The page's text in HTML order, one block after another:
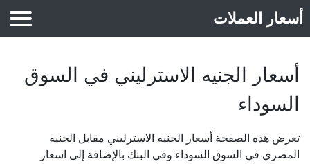
أسعار العملات
أسعار الجنيه الاسترليني في السوق
السوداء
تعرض هذه الصفحة أسعار الجنيه الاسترليني مقابل الجنيه
المصري في السوق السوداء وفي البنك بالإضافة إلى اسعار